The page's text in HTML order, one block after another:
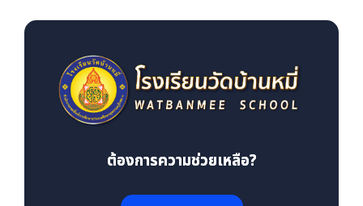
ต้องการความช่วยเหลือ?